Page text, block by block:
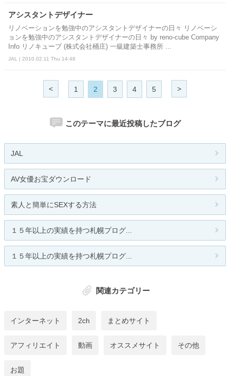
アシスタントデザイナー
リノベーションを勉強中のアシスタントデザイナーの日々 リノベーシ
ョンを勉強中のアシスタントデザイナーの日々 by reno-cube Company
Info リノキューブ (株式会社桶庄) 一級建築士事務所 ...
JAL | 2010.02.11 Thu 14:48
< 1 2 3 4 5 >
このテーマに最近投稿したブログ
JAL
AV女優お宝ダウンロード
素人と簡単にSEXする方法
１５年以上の実績を持つ札幌プログ...
１５年以上の実績を持つ札幌プログ...
関連カテゴリー
インターネット 2ch まとめサイト
アフィリエイト 動画 オススメサイト その他
お題